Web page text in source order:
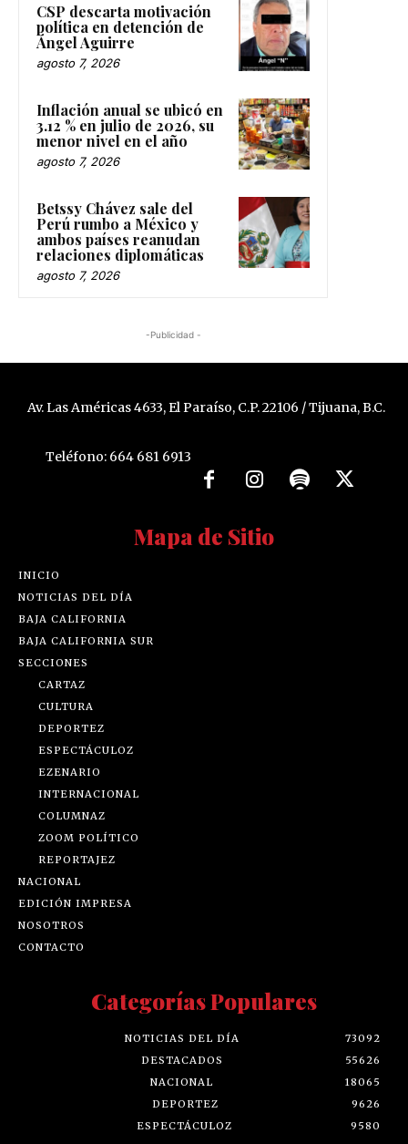
CSP descarta motivación
política en detención de
Ángel Aguirre
agosto 7, 2026
Inflación anual se ubicó en
3.12 % en julio de 2026, su
menor nivel en el año
agosto 7, 2026
Betssy Chávez sale del
Perú rumbo a México y
ambos países reanudan
relaciones diplomáticas
agosto 7, 2026
-Publicidad -
Av. Las Américas 4633, El Paraíso, C.P. 22106 / Tijuana, B.C.
Teléfono: 664 681 6913
Mapa de Sitio
INICIO
NOTICIAS DEL DÍA
BAJA CALIFORNIA
BAJA CALIFORNIA SUR
SECCIONES
CARTAZ
CULTURA
DEPORTEZ
ESPECTÁCULOZ
EZENARIO
INTERNACIONAL
COLUMNAZ
ZOOM POLÍTICO
REPORTAJEZ
NACIONAL
EDICIÓN IMPRESA
NOSOTROS
CONTACTO
Categorías Populares
NOTICIAS DEL DÍA
73092
DESTACADOS
55626
NACIONAL
18065
DEPORTEZ
9626
ESPECTÁCULOZ
9580